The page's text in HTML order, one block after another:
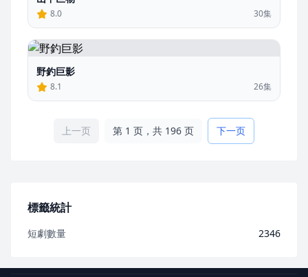
8.0 30集
野釣巨影
8.1 26集
上一页 第 1 页，共 196 页 下一页
標籤統計
短劇數量 2346